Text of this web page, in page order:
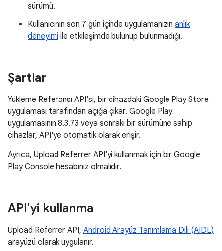
sürümü.
Kullanıcının son 7 gün içinde uygulamanızın anlık
deneyimi ile etkileşimde bulunup bulunmadığı.
Şartlar
Yükleme Referansı API'si, bir cihazdaki Google Play Store
uygulaması tarafından açığa çıkar. Google Play
uygulamasının 8.3.73 veya sonraki bir sürümüne sahip
cihazlar, API'ye otomatik olarak erişir.
Ayrıca, Upload Referrer API'yi kullanmak için bir Google
Play Console hesabınız olmalıdır.
API'yi kullanma
Upload Referrer API, Android Arayüz Tanımlama Dili (AIDL)
arayüzü olarak uygulanır.